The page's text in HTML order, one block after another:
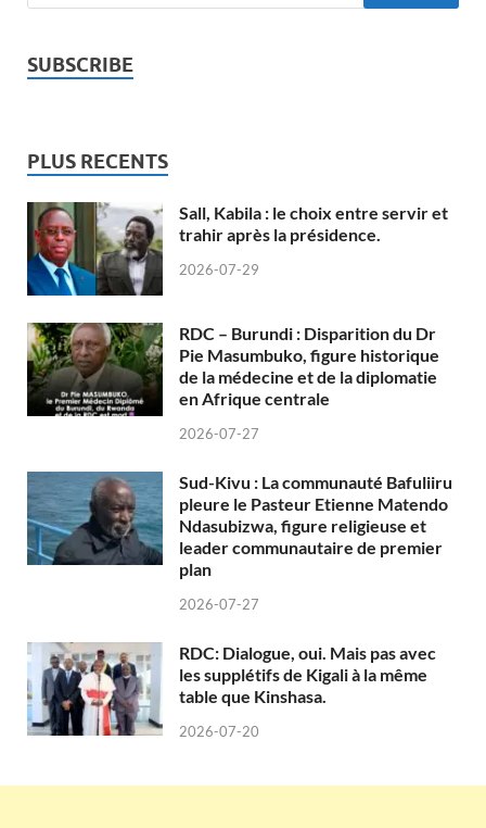
SUBSCRIBE
PLUS RECENTS
Sall, Kabila : le choix entre servir et
trahir après la présidence.
2026-07-29
RDC – Burundi : Disparition du Dr
Pie Masumbuko, figure historique
de la médecine et de la diplomatie
en Afrique centrale
2026-07-27
Sud-Kivu : La communauté Bafuliiru
pleure le Pasteur Etienne Matendo
Ndasubizwa, figure religieuse et
leader communautaire de premier
plan
2026-07-27
RDC: Dialogue, oui. Mais pas avec
les supplétifs de Kigali à la même
table que Kinshasa.
2026-07-20